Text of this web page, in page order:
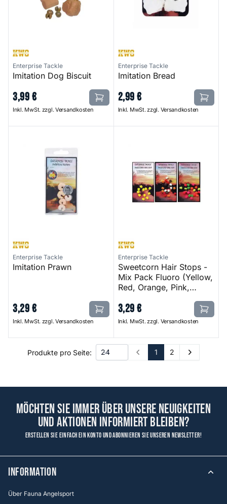
Enterprise Tackle
Imitation Dog Biscuit
3,99€
Inkl. MwSt. zzgl. Versandkosten
Enterprise Tackle
Imitation Bread
2,99€
Inkl. MwSt. zzgl. Versandkosten
Enterprise Tackle
Imitation Prawn
3,29€
Inkl. MwSt. zzgl. Versandkosten
Enterprise Tackle
Sweetcorn Hair Stops -
Mix Pack Fluoro (Yellow,
Red, Orange, Pink,
Fluoro (Yellow, Red,
Orange, Pink, Green )
3,29€
Inkl. MwSt. zzgl. Versandkosten
Produkte pro Seite: Prev 1 2 Next
Möchten Sie immer über unsere Neuigkeiten
und Aktionen informiert bleiben?
Erstellen Sie einfach ein Konto und abonnieren Sie unseren Newsletter!
Information
Über Fauna Angelsport